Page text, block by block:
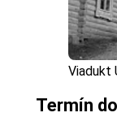
Viadukt
Termín